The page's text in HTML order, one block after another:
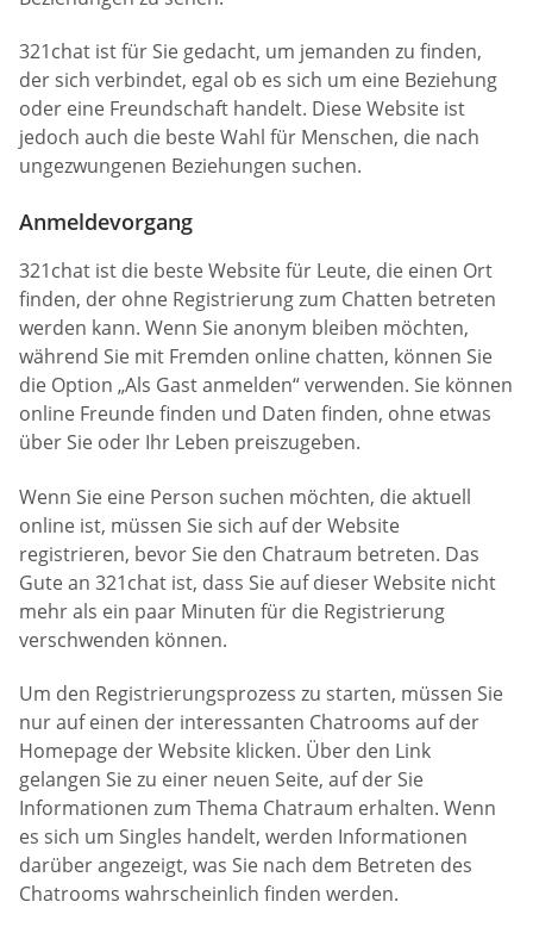
321chat ist für Sie gedacht, um jemanden zu finden,
der sich verbindet, egal ob es sich um eine Beziehung
oder eine Freundschaft handelt. Diese Website ist
jedoch auch die beste Wahl für Menschen, die nach
ungezwungenen Beziehungen suchen.
Anmeldevorgang
321chat ist die beste Website für Leute, die einen Ort
finden, der ohne Registrierung zum Chatten betreten
werden kann. Wenn Sie anonym bleiben möchten,
während Sie mit Fremden online chatten, können Sie
die Option „Als Gast anmelden“ verwenden. Sie können
online Freunde finden und Daten finden, ohne etwas
über Sie oder Ihr Leben preiszugeben.
Wenn Sie eine Person suchen möchten, die aktuell
online ist, müssen Sie sich auf der Website
registrieren, bevor Sie den Chatraum betreten. Das
Gute an 321chat ist, dass Sie auf dieser Website nicht
mehr als ein paar Minuten für die Registrierung
verschwenden können.
Um den Registrierungsprozess zu starten, müssen Sie
nur auf einen der interessanten Chatrooms auf der
Homepage der Website klicken. Über den Link
gelangen Sie zu einer neuen Seite, auf der Sie
Informationen zum Thema Chatraum erhalten. Wenn
es sich um Singles handelt, werden Informationen
darüber angezeigt, was Sie nach dem Betreten des
Chatrooms wahrscheinlich finden werden.